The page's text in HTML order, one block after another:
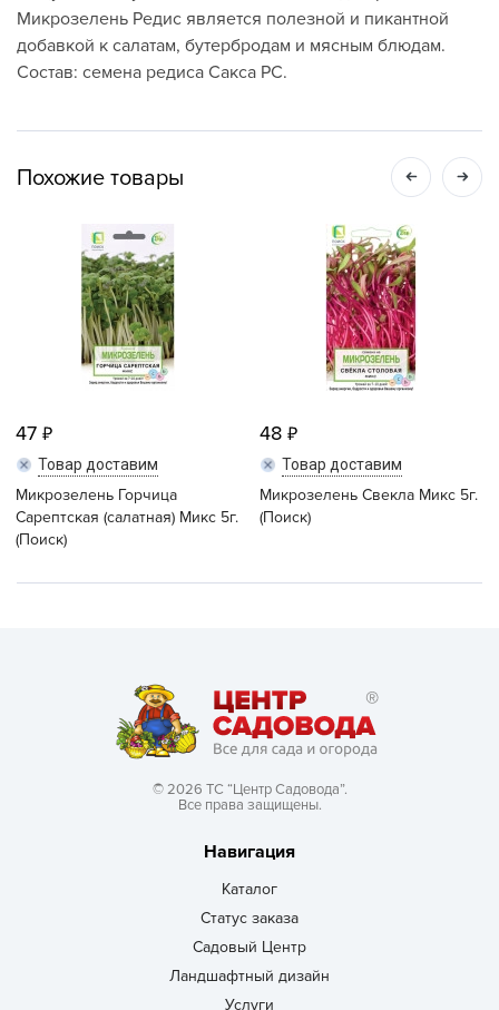
Микрозелень Редис является полезной и пикантной
добавкой к салатам, бутербродам и мясным блюдам.
Состав: семена редиса Сакса РС.
Похожие товары
47
Товар доставим
Микрозелень Горчица
Сарептская (салатная) Микс 5г.
(Поиск)
48
Товар доставим
Микрозелень Свекла Микс 5г.
(Поиск)
© 2026 ТС “Центр Садовода”.
Все права защищены.
Навигация
Каталог
Статус заказа
Садовый Центр
Ландшафтный дизайн
Услуги